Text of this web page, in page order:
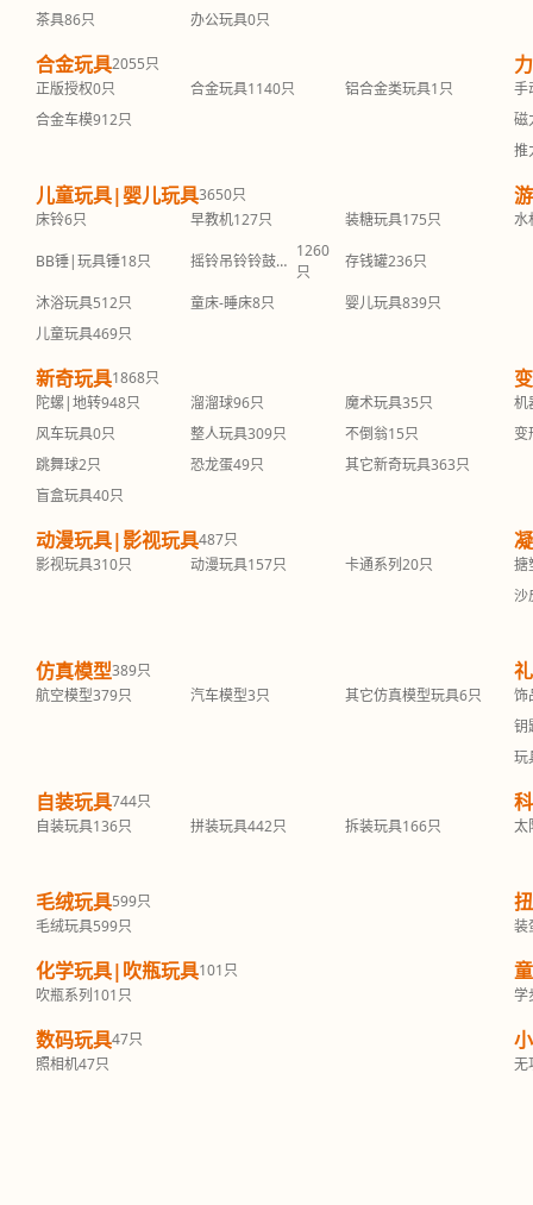
茶具86只 办公玩具0只
合金玩具2055只
正版授权0只 合金玩具1140只 铝合金类玩具1只
合金车模912只
手
磁
推
儿童玩具|婴儿玩具3650只
床铃6只 早教机127只 装糖玩具175只
BB锤|玩具锤18只 摇铃吊铃铃鼓玩具
1260
只
存钱罐236只
沐浴玩具512只 童床-睡床8只 婴儿玩具839只
儿童玩具469只
水
新奇玩具1868只
陀螺|地转948只 溜溜球96只 魔术玩具35只
风车玩具0只 整人玩具309只 不倒翁15只
跳舞球2只 恐龙蛋49只 其它新奇玩具363只
盲盒玩具40只
机
变
动漫玩具|影视玩具487只
影视玩具310只 动漫玩具157只 卡通系列20只
搪
沙
仿真模型389只
航空模型379只 汽车模型3只 其它仿真模型玩具6只
饰
钥
玩
自装玩具744只
自装玩具136只 拼装玩具442只 拆装玩具166只 太
毛绒玩具599只
毛绒玩具599只 装
化学玩具|吹瓶玩具101只
吹瓶系列101只 学
数码玩具47只
照相机47只 无